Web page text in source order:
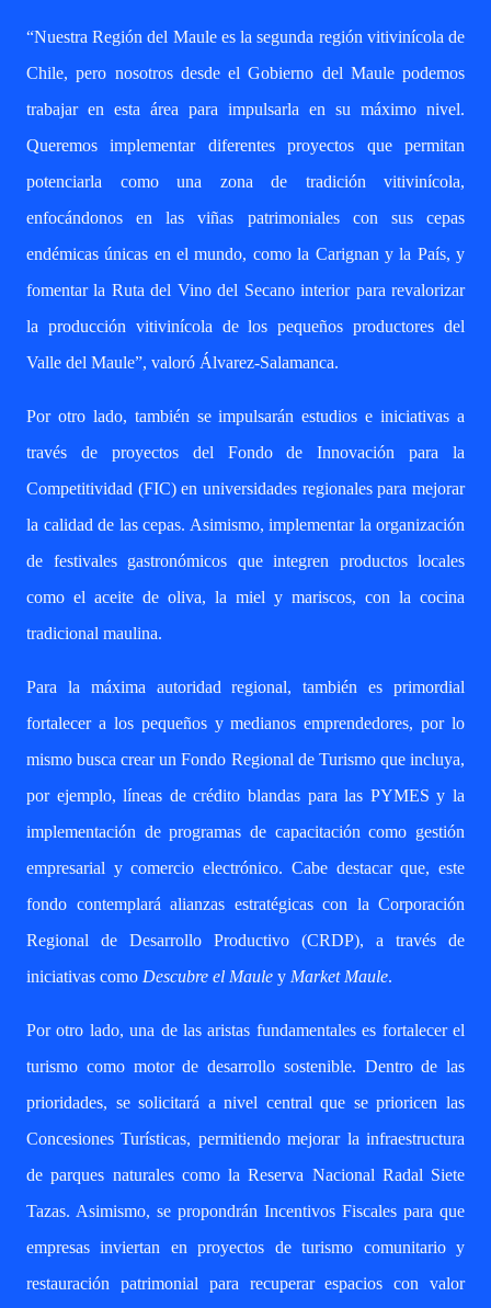
“Nuestra Región del Maule es la segunda región vitivinícola de
Chile, pero nosotros desde el Gobierno del Maule podemos
trabajar en esta área para impulsarla en su máximo nivel.
Queremos implementar diferentes proyectos que permitan
potenciarla como una zona de tradición vitivinícola,
enfocándonos en las viñas patrimoniales con sus cepas
endémicas únicas en el mundo, como la Carignan y la País, y
fomentar la Ruta del Vino del Secano interior para revalorizar
la producción vitivinícola de los pequeños productores del
Valle del Maule”, valoró Álvarez-Salamanca.
Por otro lado, también se impulsarán estudios e iniciativas a
través de proyectos del Fondo de Innovación para la
Competitividad (FIC) en universidades regionales para mejorar
la calidad de las cepas. Asimismo, implementar la organización
de festivales gastronómicos que integren productos locales
como el aceite de oliva, la miel y mariscos, con la cocina
tradicional maulina.
Para la máxima autoridad regional, también es primordial
fortalecer a los pequeños y medianos emprendedores, por lo
mismo busca crear un Fondo Regional de Turismo que incluya,
por ejemplo, líneas de crédito blandas para las PYMES y la
implementación de programas de capacitación como gestión
empresarial y comercio electrónico. Cabe destacar que, este
fondo contemplará alianzas estratégicas con la Corporación
Regional de Desarrollo Productivo (CRDP), a través de
iniciativas como Descubre el Maule y Market Maule.
Por otro lado, una de las aristas fundamentales es fortalecer el
turismo como motor de desarrollo sostenible. Dentro de las
prioridades, se solicitará a nivel central que se prioricen las
Concesiones Turísticas, permitiendo mejorar la infraestructura
de parques naturales como la Reserva Nacional Radal Siete
Tazas. Asimismo, se propondrán Incentivos Fiscales para que
empresas inviertan en proyectos de turismo comunitario y
restauración patrimonial para recuperar espacios con valor